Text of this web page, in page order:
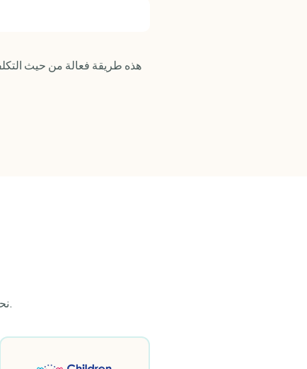
هذه طريقة فعالة من حيث
نحن ممتنون للمنظمات والمؤسسات التي تعاونت معنا وجعلت من توفير "مجموعات الراحة للأطفال" أمراً ممكناً.